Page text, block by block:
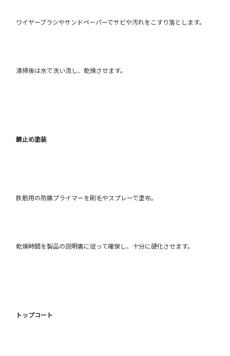
ワイヤーブラシやサンドペーパーでサビや汚れをこすり落とします。
清掃後は水で洗い流し、乾燥させます。
錆止め塗装
鉄筋用の防錆プライマーを刷毛やスプレーで塗布。
乾燥時間を製品の説明書に従って確保し、十分に硬化させます。
トップコート